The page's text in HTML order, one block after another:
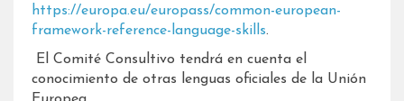
https://europa.eu/europass/common-european-
framework-reference-language-skills.
El Comité Consultivo tendrá en cuenta el
conocimiento de otras lenguas oficiales de la Unión